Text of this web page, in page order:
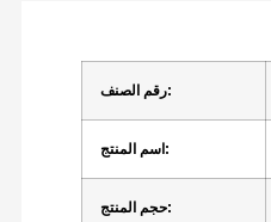
رقم الصنف:
اسم المنتج:
حجم المنتج: